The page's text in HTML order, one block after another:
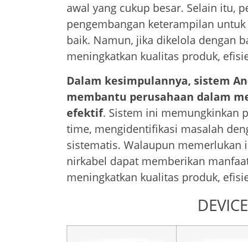
awal yang cukup besar. Selain itu,
pengembangan keterampilan
baik. Namun, jika dikelola dengan
meningkatkan kualitas produk,
Dalam kesimpulannya, sistem
membantu perusahaan dalam
efektif. Sistem ini memungkinkan
time, mengidentifikasi masalah
sistematis. Walaupun memerlukan
nirkabel dapat memberikan
meningkatkan kualitas produk,